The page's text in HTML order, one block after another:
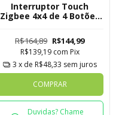
Interruptor Touch
Zigbee 4x4 de 4 Botões
R$164,89 R$144,99
R$139,19 com Pix
3 x de R$48,33 sem juros
COMPRAR
Duvidas? Chame